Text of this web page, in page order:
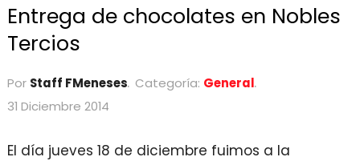
Entrega de chocolates en Nobles
Tercios
Por Staff FMeneses Categoría: General
31 Diciembre 2014
El día jueves 18 de diciembre fuimos a la